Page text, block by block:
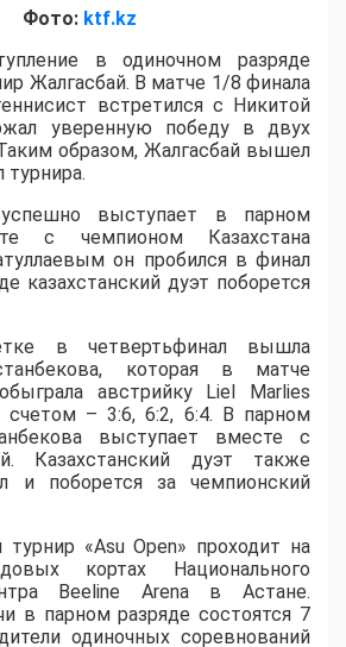
Фото: ktf.kz
в одиночном разряде
Жалгасбай. В матче 1/8 финала
встретился с Никитой
уверенную победу в двух
образом, Жалгасбай вышел
турнира.
выступает в парном
с чемпионом Казахстана
он пробился в финал
казахстанский дуэт поборется
в четвертьфинал вышла
которая в матче
австрийку Liel Marlies
счетом – 3:6, 6:2, 6:4. В парном
выступает вместе с
Казахстанский дуэт также
поборется за чемпионский
«Asu Open» проходит на
кортах Национального
Beeline Arena в Астане.
в парном разряде состоятся 7
одиночных соревнований